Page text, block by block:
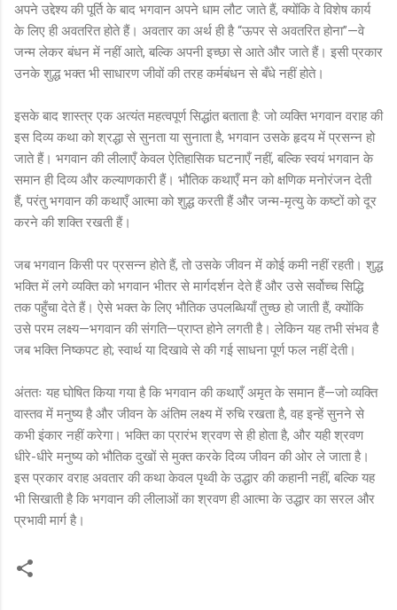
अपने उद्देश्य की पूर्ति के बाद भगवान अपने धाम लौट जाते हैं, क्योंकि वे विशेष कार्य
के लिए ही अवतरित होते हैं। अवतार का अर्थ ही है “ऊपर से अवतरित होना”—वे
जन्म लेकर बंधन में नहीं आते, बल्कि अपनी इच्छा से आते और जाते हैं। इसी प्रकार
उनके शुद्ध भक्त भी साधारण जीवों की तरह कर्मबंधन से बँधे नहीं होते।
इसके बाद शास्त्र एक अत्यंत महत्वपूर्ण सिद्धांत बताता है: जो व्यक्ति भगवान वराह की
इस दिव्य कथा को श्रद्धा से सुनता या सुनाता है, भगवान उसके हृदय में प्रसन्न हो
जाते हैं। भगवान की लीलाएँ केवल ऐतिहासिक घटनाएँ नहीं, बल्कि स्वयं भगवान के
समान ही दिव्य और कल्याणकारी हैं। भौतिक कथाएँ मन को क्षणिक मनोरंजन देती
हैं, परंतु भगवान की कथाएँ आत्मा को शुद्ध करती हैं और जन्म-मृत्यु के कष्टों को दूर
करने की शक्ति रखती हैं।
जब भगवान किसी पर प्रसन्न होते हैं, तो उसके जीवन में कोई कमी नहीं रहती। शुद्ध
भक्ति में लगे व्यक्ति को भगवान भीतर से मार्गदर्शन देते हैं और उसे सर्वोच्च सिद्धि
तक पहुँचा देते हैं। ऐसे भक्त के लिए भौतिक उपलब्धियाँ तुच्छ हो जाती हैं, क्योंकि
उसे परम लक्ष्य—भगवान की संगति—प्राप्त होने लगती है। लेकिन यह तभी संभव है
जब भक्ति निष्कपट हो; स्वार्थ या दिखावे से की गई साधना पूर्ण फल नहीं देती।
अंततः यह घोषित किया गया है कि भगवान की कथाएँ अमृत के समान हैं—जो व्यक्ति
वास्तव में मनुष्य है और जीवन के अंतिम लक्ष्य में रुचि रखता है, वह इन्हें सुनने से
कभी इंकार नहीं करेगा। भक्ति का प्रारंभ श्रवण से ही होता है, और यही श्रवण
धीरे-धीरे मनुष्य को भौतिक दुखों से मुक्त करके दिव्य जीवन की ओर ले जाता है।
इस प्रकार वराह अवतार की कथा केवल पृथ्वी के उद्धार की कहानी नहीं, बल्कि यह
भी सिखाती है कि भगवान की लीलाओं का श्रवण ही आत्मा के उद्धार का सरल और
प्रभावी मार्ग है।